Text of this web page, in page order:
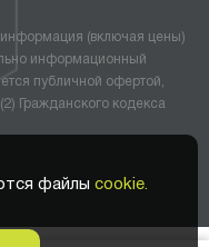
файлы cookie.
(включая цены)
информационный
публичной офертой,
Гражданского кодекса